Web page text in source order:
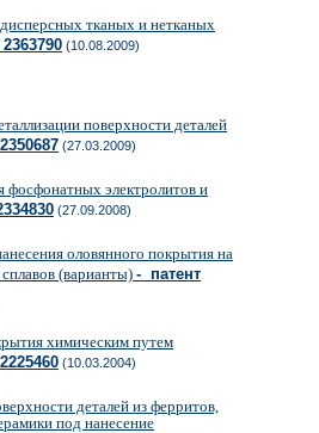
тканых и нетканых
(10.08.2009)
поверхности деталей
(27.03.2009)
фосфонатных электролитов и
(27.09.2008)
оловянного покрытия на
(варианты) - патент
химическим путем
(10.03.2004)
деталей из ферритов,
под нанесение